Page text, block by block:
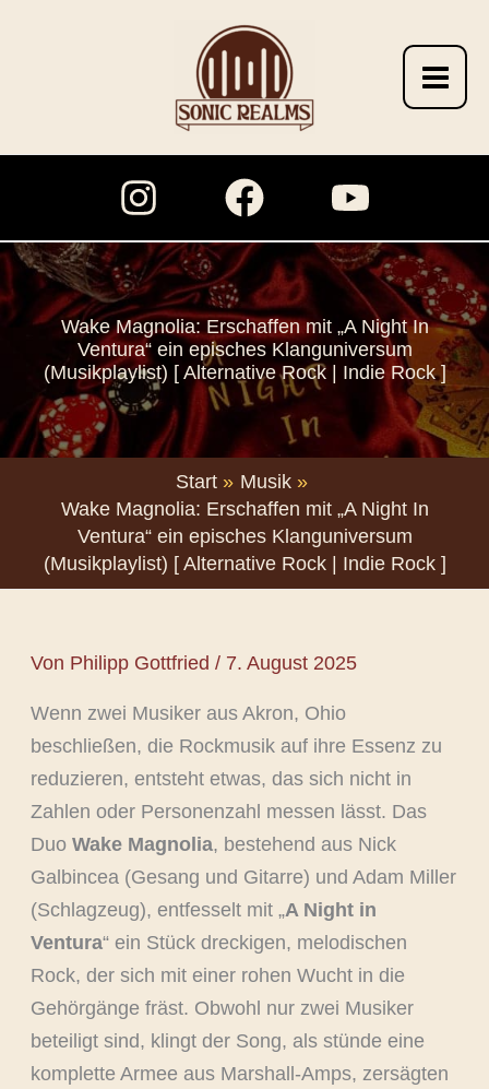
Wake Magnolia: Erschaffen mit „A Night In
Ventura“ ein episches Klanguniversum
(Musikplaylist) [ Alternative Rock | Indie Rock ]
Start
Musik
Wake Magnolia: Erschaffen mit „A Night In
Ventura“ ein episches Klanguniversum
(Musikplaylist) [ Alternative Rock | Indie Rock ]
Von Philipp Gottfried / 7. August 2025
Wenn zwei Musiker aus Akron, Ohio
beschließen, die Rockmusik auf ihre Essenz zu
reduzieren, entsteht etwas, das sich nicht in
Zahlen oder Personenzahl messen lässt. Das
Duo Wake Magnolia, bestehend aus Nick
Galbincea (Gesang und Gitarre) und Adam Miller
(Schlagzeug), entfesselt mit „A Night in
Ventura“ ein Stück dreckigen, melodischen
Rock, der sich mit einer rohen Wucht in die
Gehörgänge fräst. Obwohl nur zwei Musiker
beteiligt sind, klingt der Song, als stünde eine
komplette Armee aus Marshall-Amps, zersägten